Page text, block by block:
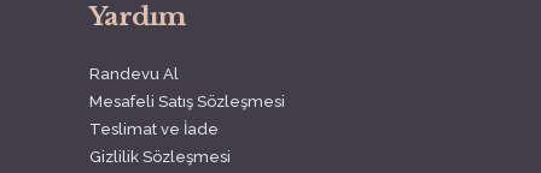
Yardım
Randevu Al
Mesafeli Satış Sözleşmesi
Teslimat ve İade
Gizlilik Sözleşmesi